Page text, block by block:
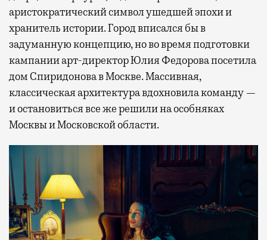
аристократический символ ушедшей эпохи и
хранитель истории. Город вписался бы в
задуманную концепцию, но во время подготовки
кампании арт-директор Юлия Федорова посетила
дом Спиридонова в Москве. Массивная,
классическая архитектура вдохновила команду —
и остановиться все же решили на особняках
Москвы и Московской области.